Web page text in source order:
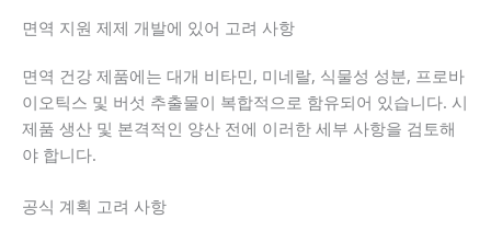
면역 지원 제제 개발에 있어 고려 사항
면역 건강 제품에는 대개 비타민, 미네랄, 식물성 성분, 프로바
이오틱스 및 버섯 추출물이 복합적으로 함유되어 있습니다. 시
제품 생산 및 본격적인 양산 전에 이러한 세부 사항을 검토해
야 합니다.
공식 계획 고려 사항